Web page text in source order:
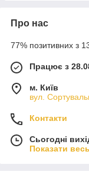
Про нас
77% позитивних з 13
Працює з
м. Київ
вул.
Контакти
Сьогодні
Показати